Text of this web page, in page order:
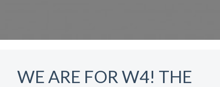
WE ARE FOR W4! THE